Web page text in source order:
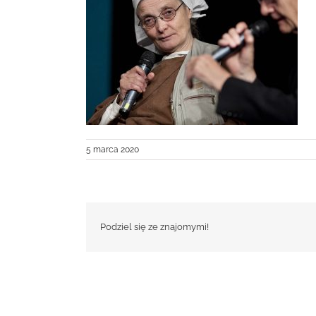
5 marca 2020
Podziel się ze znajomymi!